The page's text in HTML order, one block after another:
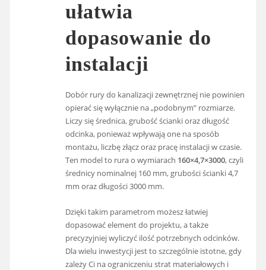
ułatwia
dopasowanie do
instalacji
Dobór rury do kanalizacji zewnętrznej nie powinien
opierać się wyłącznie na „podobnym” rozmiarze.
Liczy się średnica, grubość ścianki oraz długość
odcinka, ponieważ wpływają one na sposób
montażu, liczbę złącz oraz pracę instalacji w czasie.
Ten model to rura o wymiarach 160×4,7×3000, czyli
średnicy nominalnej 160 mm, grubości ścianki 4,7
mm oraz długości 3000 mm.
Dzięki takim parametrom możesz łatwiej
dopasować element do projektu, a także
precyzyjniej wyliczyć ilość potrzebnych odcinków.
Dla wielu inwestycji jest to szczególnie istotne, gdy
zależy Ci na ograniczeniu strat materiałowych i